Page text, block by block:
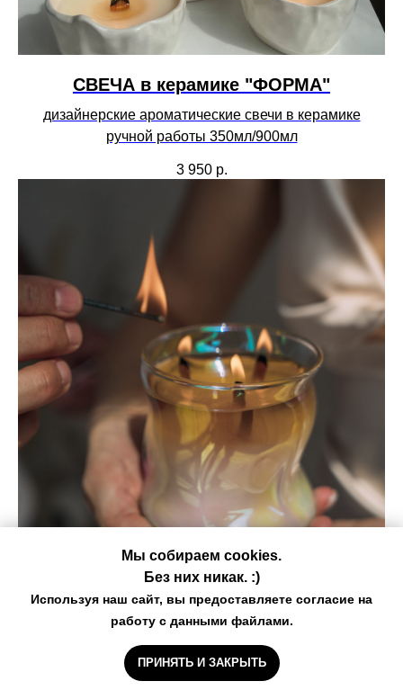
СВЕЧА в керамике "ФОРМА"
дизайнерские ароматические свечи в керамике
ручной работы 350мл/900мл
3 950 р.
Свеча Wave
ароматическая свеча из кокосового воска в
стеклянном подсвечнике с зеркальным напылением
340мл
3 500 р.
Мы собираем cookies.
Без них никак. :)
Используя наш сайт, вы предоставляете согласие на
работу с данными файлами.
ПРИНЯТЬ И ЗАКРЫТЬ